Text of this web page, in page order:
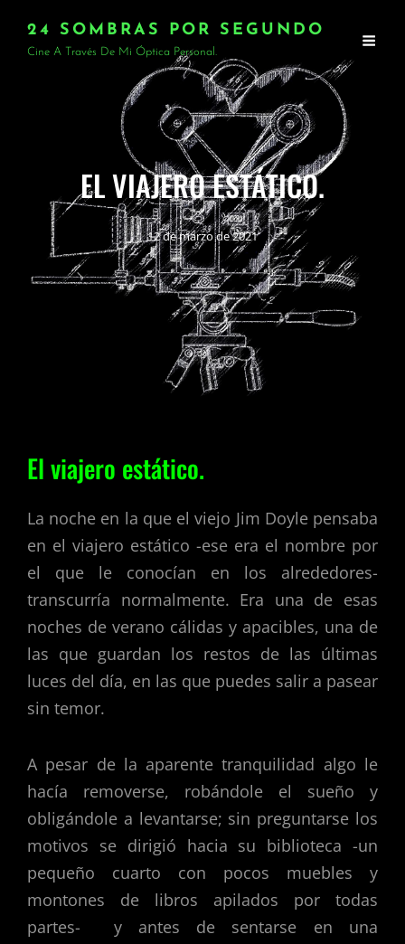
24 SOMBRAS POR SEGUNDO
Cine A Través De Mi Óptica Personal.
EL VIAJERO ESTÁTICO.
12 de marzo de 2021
El viajero estático.
La noche en la que el viejo Jim Doyle pensaba
en el viajero estático -ese era el nombre por
el que le conocían en los alrededores-
transcurría normalmente. Era una de esas
noches de verano cálidas y apacibles, una de
las que guardan los restos de las últimas
luces del día, en las que puedes salir a pasear
sin temor.
A pesar de la aparente tranquilidad algo le
hacía removerse, robándole el sueño y
obligándole a levantarse; sin preguntarse los
motivos se dirigió hacia su biblioteca -un
pequeño cuarto con pocos muebles y
montones de libros apilados por todas
partes- y antes de sentarse en una